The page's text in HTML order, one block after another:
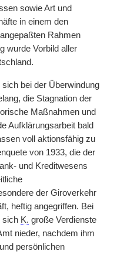
sowie Art und
in einem den
Rahmen
wurde Vorbild aller
bei der Überwindung
die Stagnation der
Maßnahmen und
Aufklärungsarbeit bald
voll aktionsfähig zu
von 1933, die der
und Kreditwesens
der Giroverkehr
heftig angegriffen. Bei
sich K. große Verdienste
nieder, nachdem ihm
persönlichen